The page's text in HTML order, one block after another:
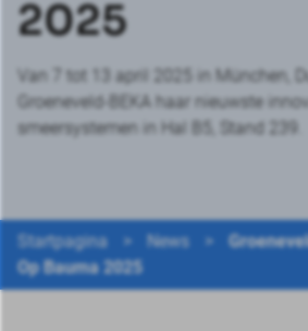
2025
Van 7 tot 13 april 2025 in München,
Groeneveld-BEKA haar nieuwste
smeersystemen in Hal B5, Stand 239.
Startpagina > News >
Op Bauma 2025